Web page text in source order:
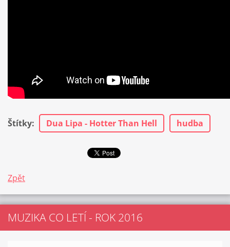
Štítky: Dua Lipa - Hotter Than Hell hudba
Zpět
MUZIKA CO LETÍ - ROK 2016